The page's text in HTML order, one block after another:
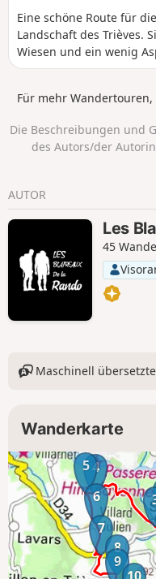
Eine schöne Route für
Landschaft des Trièves.
Wiesen und ein wenig
bewältigen.
Für mehr
Die Beschreibungen und
des Autors/der
AUTOR
Les
45
Maschinell
Wanderkarte
4
5
6
7
8
9